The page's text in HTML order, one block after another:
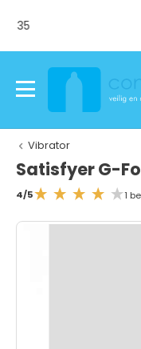
Vóór
Vibrator
Satisfyer G-
4/5 1